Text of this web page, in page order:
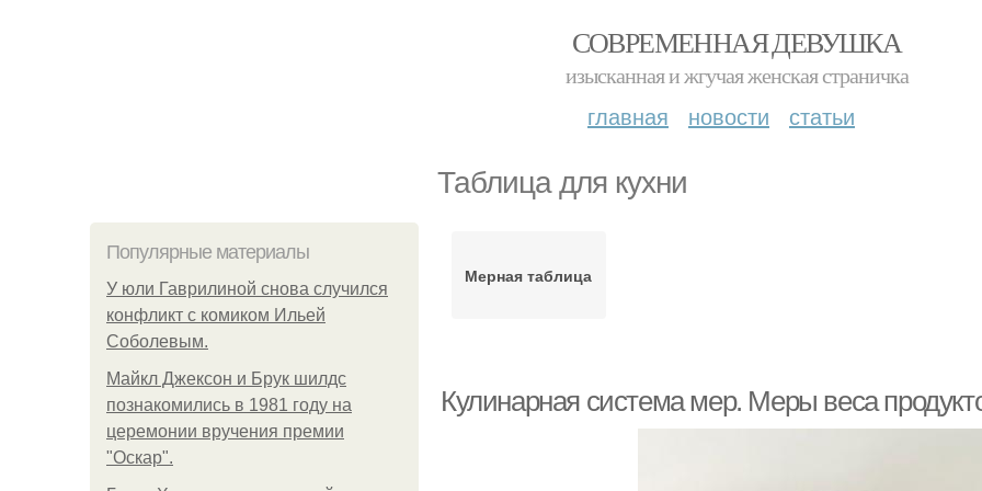
СОВРЕМЕННАЯ ДЕВУШКА
изысканная и жгучая женская страничка
главная новости статьи
Таблица для кухни
Популярные материалы
У юли Гаврилиной снова случился
конфликт с комиком Ильей
Соболевым.
Майкл Джексон и Брук шилдс
познакомились в 1981 году на
церемонии вручения премии
"Оскар".
Мерная таблица
Кулинарная система мер. Меры веса